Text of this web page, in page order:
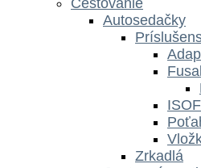
Autosedačky
Zrkadlá